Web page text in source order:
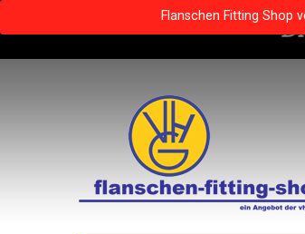
Flanschen Fitting Shop